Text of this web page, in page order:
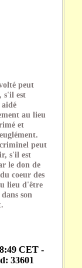
peut
s'il est
au lieu
et
peut
s'il est
le don de
coeur des
lieu d'être
son
CET -
33601